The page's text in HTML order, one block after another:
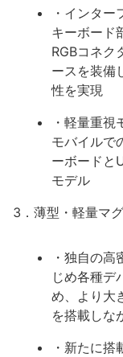
・インタ
キーボード
RGBコネク
ースを装備
性を実現
・軽量重視
モバイルで
ーボードと
モデル
3．薄型・軽量マ
・独自の
じめ各種デ
め、より大
を搭載しな
・新たに